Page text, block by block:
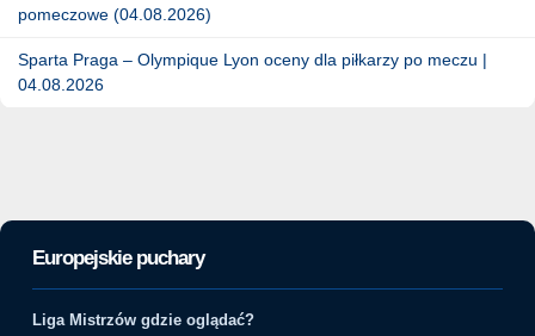
pomeczowe (04.08.2026)
Sparta Praga – Olympique Lyon oceny dla piłkarzy po meczu |
04.08.2026
Europejskie puchary
Liga Mistrzów gdzie oglądać?